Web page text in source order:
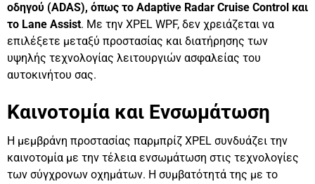
οδηγού (ADAS), όπως το Adaptive Radar Cruise Control και
το Lane Assist. Με την XPEL WPF, δεν χρειάζεται να
επιλέξετε μεταξύ προστασίας και διατήρησης των
υψηλής τεχνολογίας λειτουργιών ασφαλείας του
αυτοκινήτου σας.
Καινοτομία και Ενσωμάτωση
Η μεμβράνη προστασίας παρμπρίζ XPEL συνδυάζει την
καινοτομία με την τέλεια ενσωμάτωση στις τεχνολογίες
των σύγχρονων οχημάτων. Η συμβατότητά της με το